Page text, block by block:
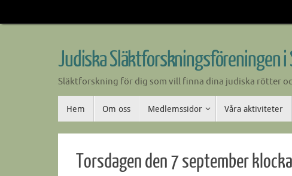
to
Judiska Släktforskningsföreningen i
Släktforskning för dig som vill finna dina judiska rötter
Hem Om oss Medlemssidor Våra aktiviteter
Torsdagen den 7 september